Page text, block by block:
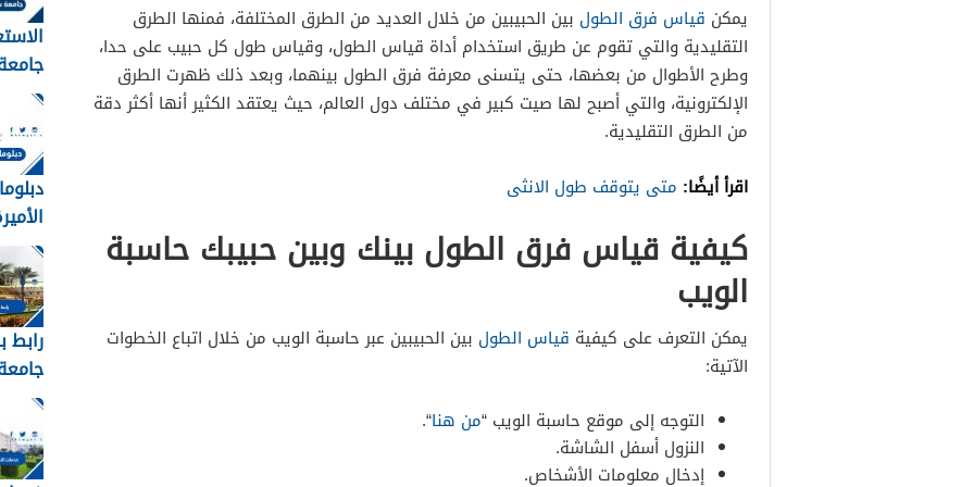
يمكن قياس فرق الطول بين الحبيبين من خلال العديد من الطرق المختلفة، فمنها الطرق
التقليدية والتي تقوم عن طريق استخدام أداة قياس الطول، وقياس طول كل حبيب على حدا،
وطرح الأطوال من بعضها، حتى يتسنى معرفة فرق الطول بينهما، وبعد ذلك ظهرت الطرق
الإلكترونية، والتي أصبح لها صيت كبير في مختلف دول العالم، حيث يعتقد الكثير أنها أكثر دقة
من الطرق التقليدية.
اقرأ أيضًا: متى يتوقف طول الانثى
كيفية قياس فرق الطول بينك وبين حبيبك حاسبة
الويب
يمكن التعرف على كيفية قياس الطول بين الحبيبين عبر حاسبة الويب من خلال اتباع الخطوات
الآتية:
التوجه إلى موقع حاسبة الويب “من هنا“.
النزول أسفل الشاشة.
إدخال معلومات الأشخاص.
1448
رابط
kau